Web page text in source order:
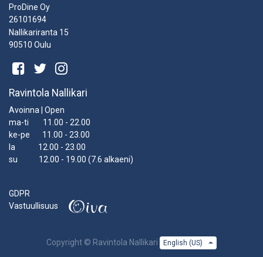
ProDine Oy
26101694
Nallikariranta 15
90510 Oulu
Ravintola Nallikari
Avoinna | Open
ma-ti 11.00 - 22.00
ke-pe 11.00 - 23.00
la 12.00 - 23.00
su 12.00 - 19.00 (7.6 alkaeni)
GDPR
Vastuullisuus
Copyright © Ravintola Nallikari English (US)